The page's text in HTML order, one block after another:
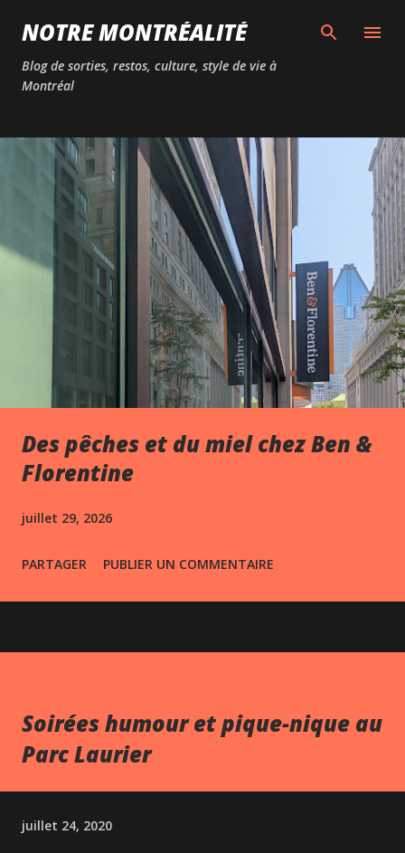
Passer au contenu principal
NOTRE MONTRÉALITÉ
Blog de sorties, restos, culture, style de vie à
Montréal
Des pêches et du miel chez Ben &
Florentine
juillet 29, 2026
PARTAGER PUBLIER UN COMMENTAIRE
Soirées humour et pique-nique au
Parc Laurier
juillet 24, 2020